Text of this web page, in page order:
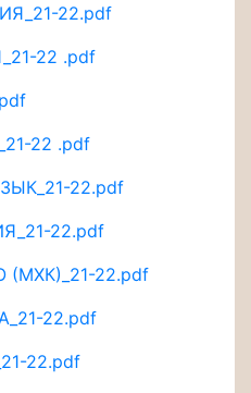
22.pdf
22 .pdf
22 .pdf
22.pdf
22.pdf
(МХК)_21-22.pdf
22.pdf
22.pdf